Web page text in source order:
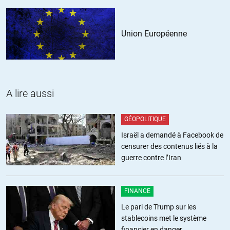
initiative.
De toutes façons, ce sont les simples gueux qui crèvent alors
pourquoi se démener et perdre quelques parcelles de profit ?
BA//07.05.2021 à 07h41
Virus en Inde : nouveau record quotidien de contaminations et décès,
L’Inde a annoncé jeudi un record de près de 4.000 décès dus au
Covid-19 et 412.000 nouvelles contaminations en 24 heures, tandis
que les autorités préviennent que le pays doit se préparer à affronter
Union Européenne
A lire aussi
GÉOPOLITIQUE
Israël a demandé à Facebook de
censurer des contenus liés à la
guerre contre l’Iran
FINANCE
Le pari de Trump sur les
stablecoins met le système